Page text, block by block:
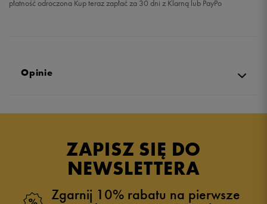
płatność odroczona Kup teraz zapłać za 30 dni z Klarną lub PayPo
Opinie
ZAPISZ SIĘ DO
NEWSLETTERA
Zgarnij 10% rabatu na pierwsze